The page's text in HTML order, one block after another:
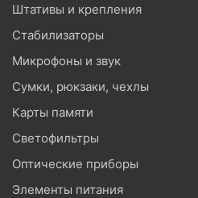
Штативы и крепления
Стабилизаторы
Микрофоны и звук
Сумки, рюкзаки, чехлы
Карты памяти
Светофильтры
Оптические приборы
Элементы питания